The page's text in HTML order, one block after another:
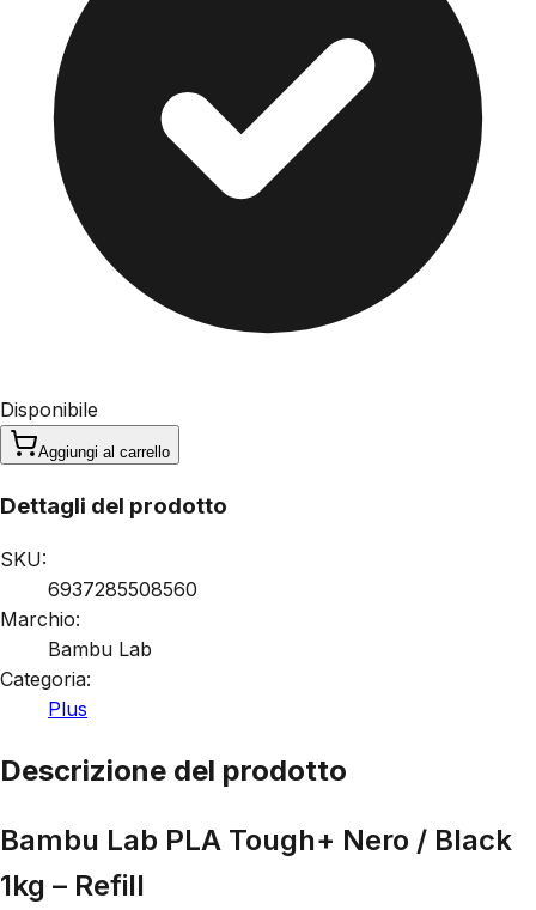
Disponibile
Aggiungi al carrello
Dettagli del prodotto
SKU:
6937285508560
Marchio:
Bambu Lab
Categoria:
Plus
Descrizione del prodotto
Bambu Lab PLA Tough+ Nero / Black
1kg – Refill